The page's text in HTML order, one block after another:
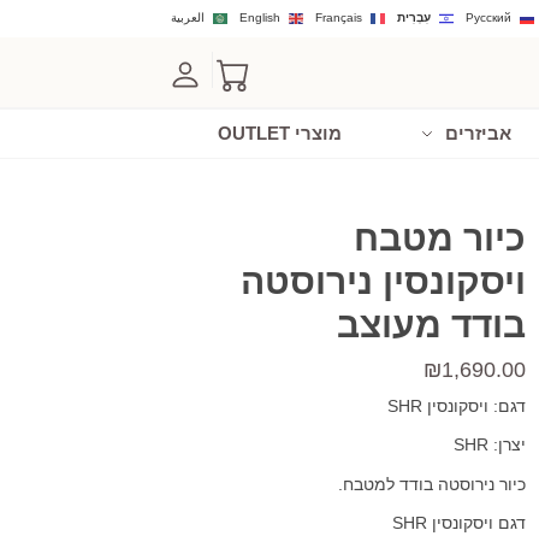
العربية English Français עִבְרִית Русский
אביזרים מוצרי OUTLET
כיור מטבח
ויסקונסין נירוסטה
בודד מעוצב
₪1,690.00
דגם: ויסקונסין SHR
יצרן: SHR
כיור נירוסטה בודד למטבח.
דגם ויסקונסין SHR